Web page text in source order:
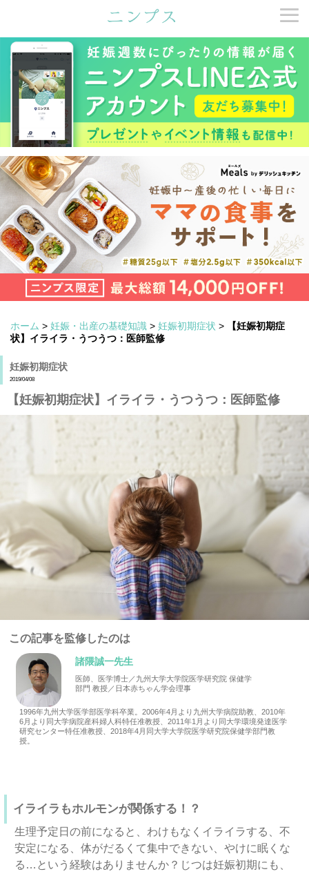
ホーム > 妊娠・出産の基礎知識 > 妊娠初期症状 >
【妊娠初期症
状】イライラ・うつうつ：医師監修
妊娠初期症状
2019/04/08
【妊娠初期症状】イライラ・うつうつ：医師監修
この記事を監修したのは
諸隈誠一先生
医師、医学博士／九州大学大学院医学研究院 保健学
部門 教授／日本赤ちゃん学会理事
1996年九州大学医学部医学科卒業。2006年4月より九州大学病院助教、2010年
6月より同大学病院産科婦人科特任准教授、2011年1月より同大学環境発達医学
研究センター特任准教授、2018年4月同大学大学院医学研究院保健学部門教
授。
イライラもホルモンが関係する！？
生理予定日の前になると、わけもなくイライラする、不
安定になる、体がだるくて集中できない、やけに眠くな
る…という経験はありませんか？じつは妊娠初期にも、